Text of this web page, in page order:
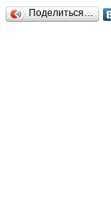
Поделиться…